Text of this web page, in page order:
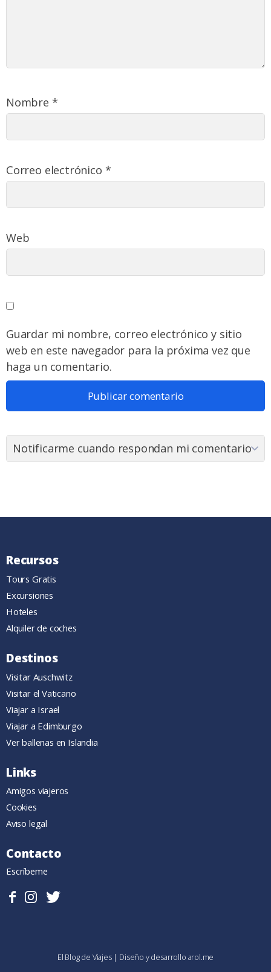
Nombre *
Correo electrónico *
Web
Guardar mi nombre, correo electrónico y sitio
web en este navegador para la próxima vez que
haga un comentario.
Recursos
Tours Gratis
Excursiones
Hoteles
Alquiler de coches
Destinos
Visitar Auschwitz
Visitar el Vaticano
Viajar a Israel
Viajar a Edimburgo
Ver ballenas en Islandia
Links
Amigos viajeros
Cookies
Aviso legal
Contacto
Escríbeme
Sigueme
FollowFollow
El Blog de Viajes | Diseño y desarrollo arol.me